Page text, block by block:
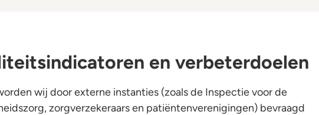
en verbeterdoelen
wij door externe instanties (zoals de Inspectie voor de
zorgverzekeraars en patiëntenverenigingen) bevraagd